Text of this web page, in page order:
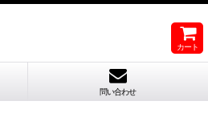
カート
問い合わせ